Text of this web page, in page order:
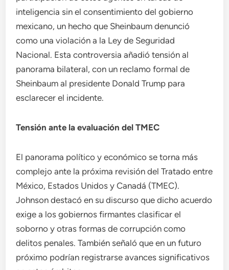
inteligencia sin el consentimiento del gobierno
mexicano, un hecho que Sheinbaum denunció
como una violación a la Ley de Seguridad
Nacional. Esta controversia añadió tensión al
panorama bilateral, con un reclamo formal de
Sheinbaum al presidente Donald Trump para
esclarecer el incidente.
Tensión ante la evaluación del TMEC
El panorama político y económico se torna más
complejo ante la próxima revisión del Tratado entre
México, Estados Unidos y Canadá (TMEC).
Johnson destacó en su discurso que dicho acuerdo
exige a los gobiernos firmantes clasificar el
soborno y otras formas de corrupción como
delitos penales. También señaló que en un futuro
próximo podrían registrarse avances significativos